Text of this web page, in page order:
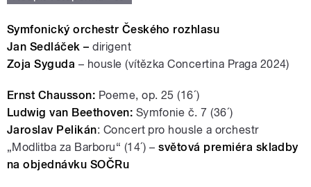
Symfonický orchestr Českého rozhlasu
Jan Sedláček –dirigent
Zoja Syguda – housle (vítězka Concertina Praga 2024)
Ernst Chausson: Poeme, op. 25 (16´)
Ludwig van Beethoven: Symfonie č. 7 (36´)
Jaroslav Pelikán: Concert pro housle a orchestr
„Modlitba za Barboru“ (14´) –světová premiéra skladby
na objednávku SOČRu